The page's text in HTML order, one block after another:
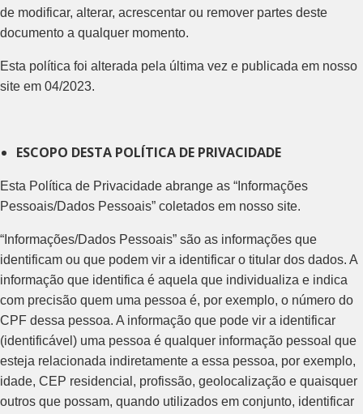
de modificar, alterar, acrescentar ou remover partes deste
documento a qualquer momento.
Esta política foi alterada pela última vez e publicada em nosso
site em 04/2023.
ESCOPO DESTA POLÍTICA DE PRIVACIDADE
Esta Política de Privacidade abrange as “Informações
Pessoais/Dados Pessoais” coletados em nosso site.
“Informações/Dados Pessoais” são as informações que
identificam ou que podem vir a identificar o titular dos dados. A
informação que identifica é aquela que individualiza e indica
com precisão quem uma pessoa é, por exemplo, o número do
CPF dessa pessoa. A informação que pode vir a identificar
(identificável) uma pessoa é qualquer informação pessoal que
esteja relacionada indiretamente a essa pessoa, por exemplo,
idade, CEP residencial, profissão, geolocalização e quaisquer
outros que possam, quando utilizados em conjunto, identificar